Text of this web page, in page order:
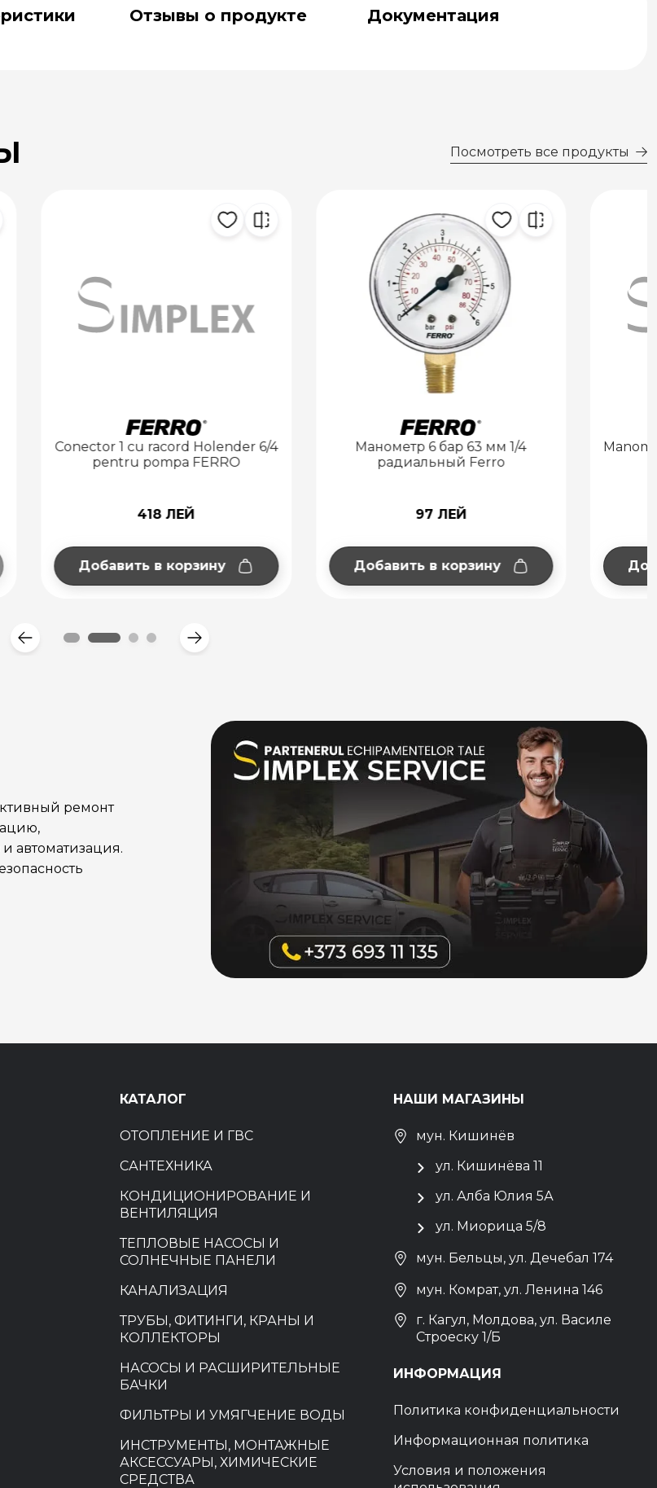
Отзывы о продукте Документация
Посмотреть все продукты
6/4
Манометр 6 бар 63 мм 1/4
радиальный Ferro
Добавить в корзину
Manometru 10 bar 63mm 1/4 radial
FERRO
Добавить в корзину
ремонт
автоматизация.
КАТАЛОГ
ОТОПЛЕНИЕ И ГВС
САНТЕХНИКА
КОНДИЦИОНИРОВАНИЕ И
ВЕНТИЛЯЦИЯ
ТЕПЛОВЫЕ НАСОСЫ И
СОЛНЕЧНЫЕ ПАНЕЛИ
КАНАЛИЗАЦИЯ
ТРУБЫ, ФИТИНГИ, КРАНЫ И
КОЛЛЕКТОРЫ
НАСОСЫ И РАСШИРИТЕЛЬНЫЕ
БАЧКИ
ФИЛЬТРЫ И УМЯГЧЕНИЕ ВОДЫ
ИНСТРУМЕНТЫ, МОНТАЖНЫЕ
АКСЕССУАРЫ, ХИМИЧЕСКИЕ
СРЕДСТВА
НАШИ МАГАЗИНЫ
мун. Кишинёв
ул. Кишинёва 11
ул. Алба Юлия 5А
ул. Миорица 5/8
мун. Бельцы, ул. Дечебал 174
мун. Комрат, ул. Ленина 146
г. Кагул, Молдова, ул. Василе
Строеску 1/Б
ИНФОРМАЦИЯ
Политика конфиденциальности
Информационная политика
Условия и положения